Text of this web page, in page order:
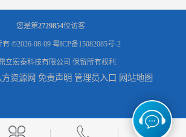
室厂家 潍坊智能语音识别转写费用 规范化
您是第2729854位访客
有 ©2026-08-09 粤ICP备15082085号-2
立宏泰科技有限公司 保留所有权利.
方资源网 免责声明 管理员入口 网站地图